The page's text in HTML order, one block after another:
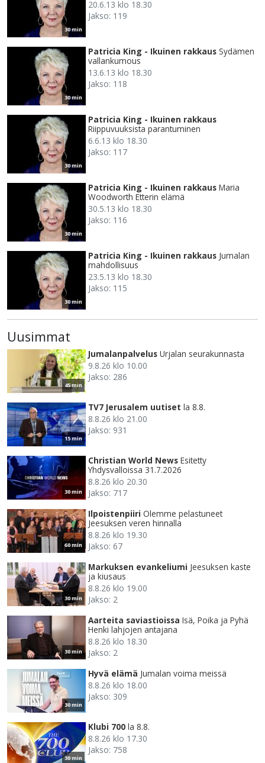
30 min
20.6.13 klo 18.30
Jakso: 119
30 min
Patricia King - Ikuinen rakkaus Sydämen
vallankumous
13.6.13 klo 18.30
Jakso: 118
30 min
Patricia King - Ikuinen rakkaus
Riippuvuuksista parantuminen
6.6.13 klo 18.30
Jakso: 117
30 min
Patricia King - Ikuinen rakkaus Maria
Woodworth Etterin elämä
30.5.13 klo 18.30
Jakso: 116
30 min
Patricia King - Ikuinen rakkaus Jumalan
mahdollisuus
23.5.13 klo 18.30
Jakso: 115
Uusimmat
45 min
Jumalanpalvelus Urjalan seurakunnasta
9.8.26 klo 10.00
Jakso: 286
15 min
TV7 Jerusalem uutiset la 8.8.
8.8.26 klo 21.00
Jakso: 931
30 min
Christian World News Esitetty
Yhdysvalloissa 31.7.2026
8.8.26 klo 20.30
Jakso: 717
60 min
Ilpoistenpiiri Olemme pelastuneet
Jeesuksen veren hinnalla
8.8.26 klo 19.30
Jakso: 67
30 min
Markuksen evankeliumi Jeesuksen kaste
ja kiusaus
8.8.26 klo 19.00
Jakso: 2
30 min
Aarteita saviastioissa Isä, Poika ja Pyhä
Henki lahjojen antajana
8.8.26 klo 18.30
Jakso: 2
30 min
Hyvä elämä Jumalan voima meissä
8.8.26 klo 18.00
Jakso: 309
30 min
Klubi 700 la 8.8.
8.8.26 klo 17.30
Jakso: 758